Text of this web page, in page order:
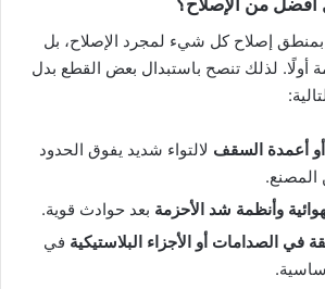
أفضل من الإصلاح؟
بمنطق إصلاح كل شيء لمجرد الإصلاح، بل
أولًا. لذلك تنصح باستبدال بعض القطع بدل
أعمدة السقف لالتواء شديد يفوق الحدود
المصنع.
وأنظمة شد الأحزمة بعد حوادث قوية.
في الصدامات أو الأجزاء البلاستيكية في